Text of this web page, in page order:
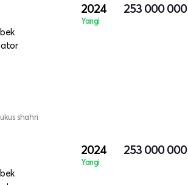
2024
Yangi
253 000 000
shahri
2024
Yangi
253 000 000